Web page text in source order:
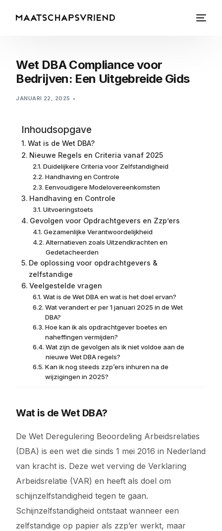
Wet DBA Compliance voor
Bedrijven: Een Uitgebreide Gids
JANUARI 22, 2025
Inhoudsopgave
Wat is de Wet DBA?
Nieuwe Regels en Criteria vanaf 2025
Duidelijkere Criteria voor Zelfstandigheid
Handhaving en Controle
Eenvoudigere Modelovereenkomsten
Handhaving en Controle
Uitvoeringstoets
Gevolgen voor Opdrachtgevers en Zzp’ers
Gezamenlijke Verantwoordelijkheid
Alternatieven zoals Uitzendkrachten en
Gedetacheerden
De oplossing voor opdrachtgevers &
zelfstandige
Veelgestelde vragen
Wat is de Wet DBA en wat is het doel ervan?
Wat verandert er per 1 januari 2025 in de Wet
DBA?
Hoe kan ik als opdrachtgever boetes en
naheffingen vermijden?
Wat zijn de gevolgen als ik niet voldoe aan de
nieuwe Wet DBA regels?
Kan ik nog steeds zzp’ers inhuren na de
wijzigingen in 2025?
Wat is de Wet DBA?
De Wet Deregulering Beoordeling Arbeidsrelaties
(DBA) is een wet die sinds 1 mei 2016 in Nederland
van kracht is. Deze wet verving de Verklaring
Arbeidsrelatie (VAR) en heeft als doel om
schijnzelfstandigheid tegen te gaan.
Schijnzelfstandigheid ontstaat wanneer een
zelfstandige op papier als zzp’er werkt, maar